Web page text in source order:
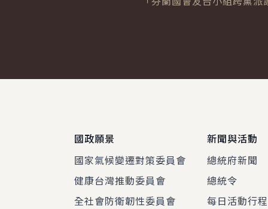
國政願景
國家氣候變遷對策委員會
健康台灣推動委員會
全社會防衛韌性委員會
新聞與活動
總統府新聞
總統令
每日活動行程